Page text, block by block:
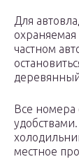
Для
охраняемая
частном
Все
местное